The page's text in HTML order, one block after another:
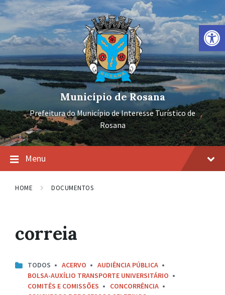
Barra de Ferramentas Aberta
Ir
para
conteúdo
Pular
para
navegação
principal
Pular
para
rodapé
Município de Rosana
Prefeitura do Município de Interesse Turístico de
Rosana
Menu
HOME DOCUMENTOS
correia
TODOS ACERVO
AUDIÊNCIA PÚBLICA
BOLSA-AUXÍLIO TRANSPORTE UNIVERSITÁRIO
COMITÊS E COMISSÕES
CONCORRÊNCIA